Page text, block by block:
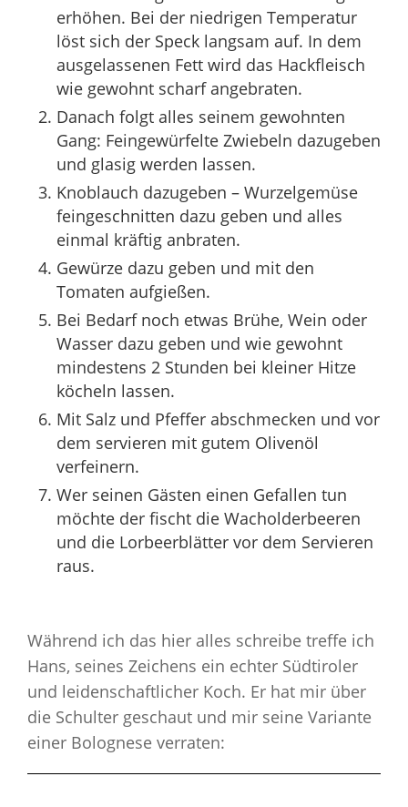
erhöhen. Bei der niedrigen Temperatur
löst sich der Speck langsam auf. In dem
ausgelassenen Fett wird das Hackfleisch
wie gewohnt scharf angebraten.
Danach folgt alles seinem gewohnten
Gang: Feingewürfelte Zwiebeln dazugeben
und glasig werden lassen.
Knoblauch dazugeben – Wurzelgemüse
feingeschnitten dazu geben und alles
einmal kräftig anbraten.
Gewürze dazu geben und mit den
Tomaten aufgießen.
Bei Bedarf noch etwas Brühe, Wein oder
Wasser dazu geben und wie gewohnt
mindestens 2 Stunden bei kleiner Hitze
köcheln lassen.
Mit Salz und Pfeffer abschmecken und vor
dem servieren mit gutem Olivenöl
verfeinern.
Wer seinen Gästen einen Gefallen tun
möchte der fischt die Wacholderbeeren
und die Lorbeerblätter vor dem Servieren
raus.
Während ich das hier alles schreibe treffe ich
Hans, seines Zeichens ein echter Südtiroler
und leidenschaftlicher Koch. Er hat mir über
die Schulter geschaut und mir seine Variante
einer Bolognese verraten: